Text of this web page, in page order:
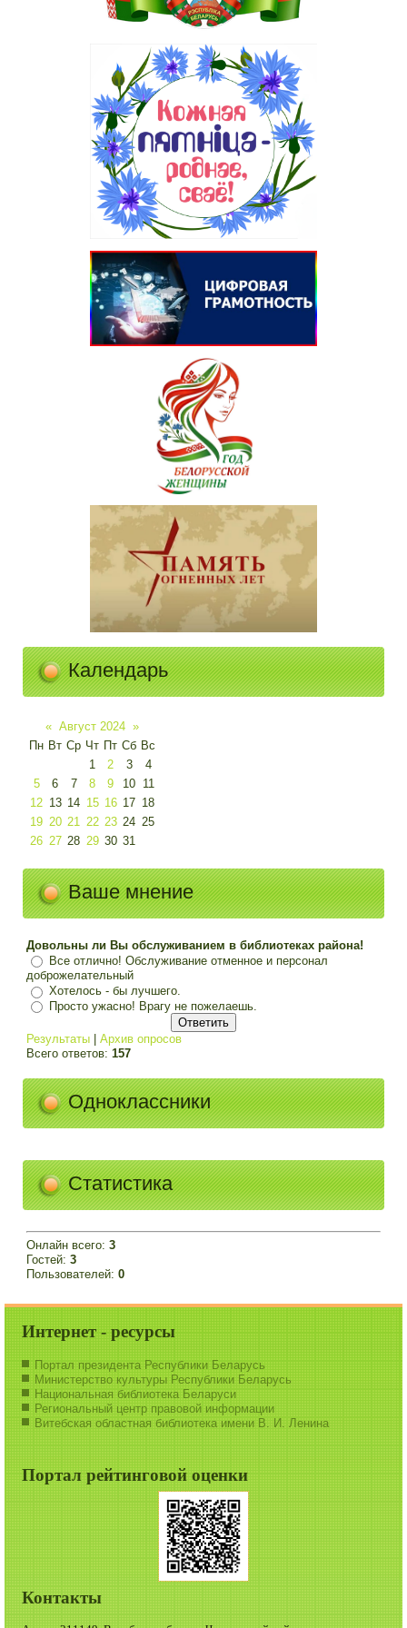
Календарь
« Август 2024 »
Пн Вт Ср Чт Пт Сб Вс
1
2 3
4
5
6 7 8 9 10 11
12 13 14 15 16 17 18
19 20 21 22 23 24 25
26 27 28 29 30 31
Ваше мнение
Довольны ли Вы обслуживанием в библиотеках района!
Все отлично! Обслуживание отменное и персонал
доброжелательный
Хотелось - бы лучшего.
Просто ужасно! Врагу не пожелаешь.
Результаты |Архив опросов
Всего ответов:157
Одноклассники
Статистика
Онлайн всего:3
Гостей:3
Пользователей:0
Интернет - ресурсы
Портал президента Республики Беларусь
Министерство культуры Республики Беларусь
Национальная библиотека Беларуси
Региональный центр правовой информации
Витебская областная библиотека имени В. И. Ленина
Портал рейтинговой оценки
Контакты